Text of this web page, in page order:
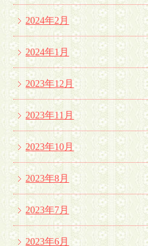
2024年2月
2024年1月
2023年12月
2023年11月
2023年10月
2023年8月
2023年7月
2023年6月